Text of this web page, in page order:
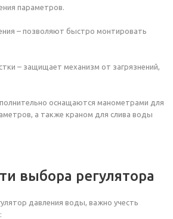
параметров.
– позволяют быстро монтировать
– защищает механизм от загрязнений,
оснащаются манометрами для
а также краном для слива воды
выбора регулятора
давления воды, важно учесть